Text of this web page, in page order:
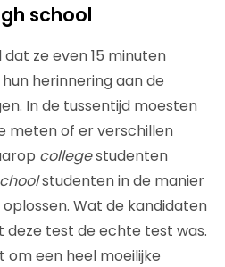
school
ze even 15 minuten
herinnering aan de
In de tussentijd moesten
meten of er verschillen
collegestudenten
studenten in de manier
Wat de kandidaten
deze test de echte test was.
om een heel moeilijke